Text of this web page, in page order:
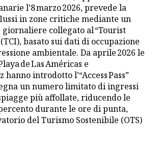
l’8 marzo 2026, prevede la
in zone critiche mediante un
giornaliere collegato al “Tourist
basato sui dati di occupazione
ambientale. Da aprile 2026 le
de Las Américas e
hanno introdotto l’“Access Pass”
un numero limitato di ingressi
più affollate, riducendo le
durante le ore di punta,
del Turismo Sostenibile (OTS)